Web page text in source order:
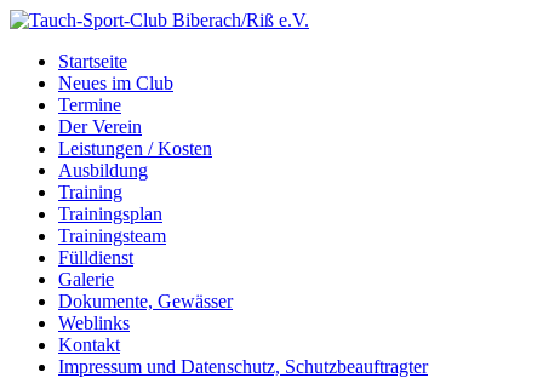
Startseite
Neues im Club
Termine
Der Verein
Leistungen / Kosten
Ausbildung
Training
Trainingsplan
Trainingsteam
Fülldienst
Galerie
Dokumente, Gewässer
Weblinks
Kontakt
Impressum und Datenschutz, Schutzbeauftragter